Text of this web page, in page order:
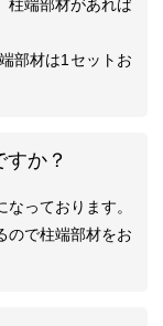
柱端部材があれば
部材は1セットお
か？
っております。
ので柱端部材をお